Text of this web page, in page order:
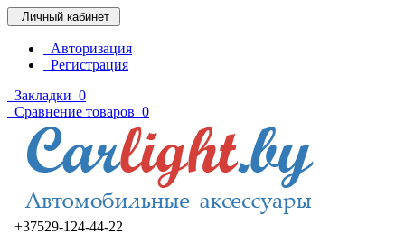
Личный кабинет
Авторизация
Регистрация
Закладки 0
Сравнение товаров 0
+37529-124-44-22